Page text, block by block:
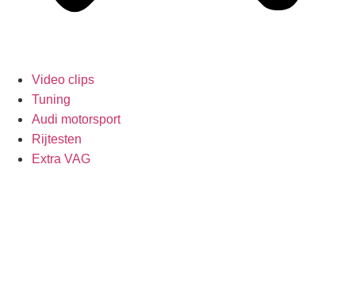
Video clips
Tuning
Audi motorsport
Rijtesten
Extra VAG